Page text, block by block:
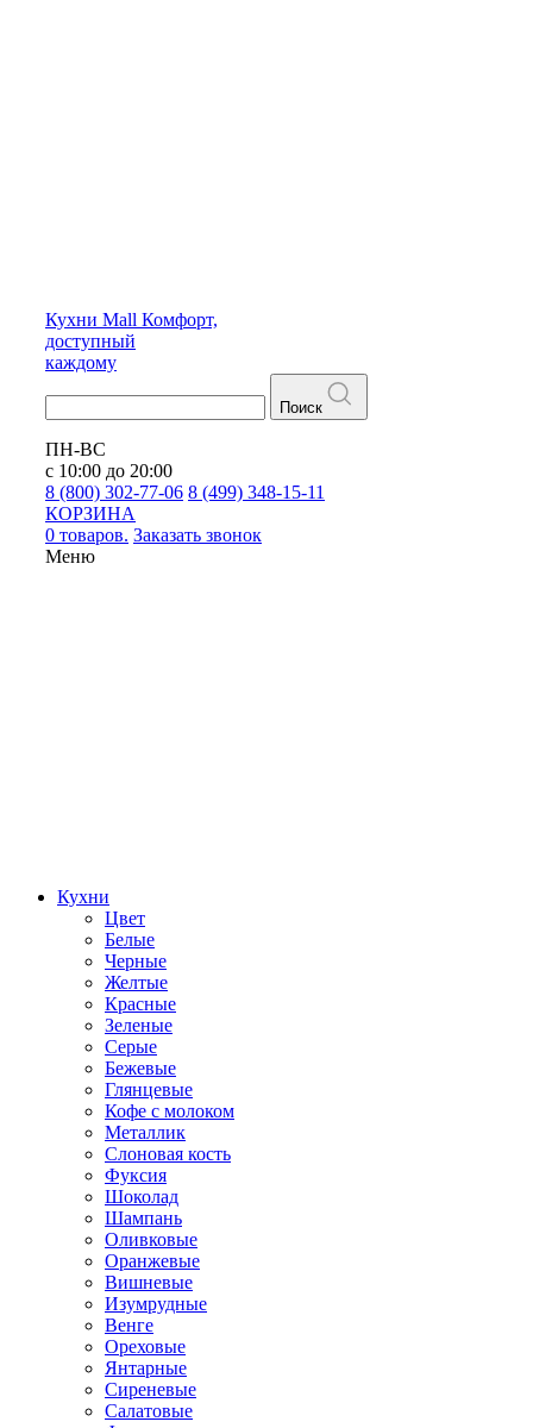
Кухни Mall Комфорт,
доступный
каждому
Поиск
ПН-ВС
с 10:00 до 20:00
8 (800) 302-77-06 8 (499) 348-15-11
КОРЗИНА
0 товаров. Заказать звонок
Меню
Кухни
Цвет
Белые
Черные
Желтые
Красные
Зеленые
Серые
Бежевые
Глянцевые
Кофе с молоком
Металлик
Слоновая кость
Фуксия
Шоколад
Шампань
Оливковые
Оранжевые
Вишневые
Изумрудные
Венге
Ореховые
Янтарные
Сиреневые
Салатовые